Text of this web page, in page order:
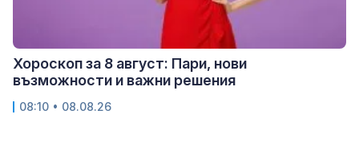
Хороскоп за 8 август: Пари, нови
възможности и важни решения
08:10 • 08.08.26